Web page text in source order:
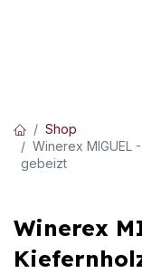
Shop
Winerex MIGUEL
gebeizt
Winerex